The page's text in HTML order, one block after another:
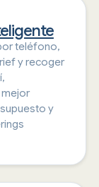
teléfono,
y recoger
y